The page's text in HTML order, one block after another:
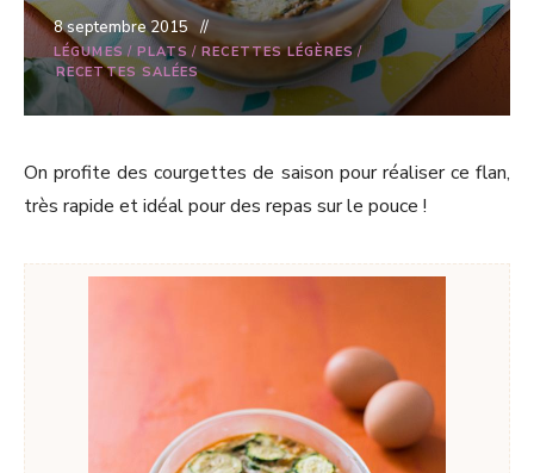
8 septembre 2015
LÉGUMES/ PLATS / RECETTES LÉGÈRES /
RECETTES SALÉES
On profite des courgettes de saison pour réaliser ce flan,
très rapide et idéal pour des repas sur le pouce !